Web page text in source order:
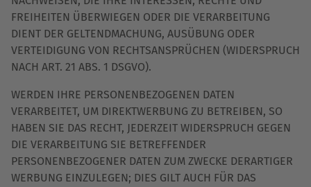
FREIHEITEN ÜBERWIEGEN ODER DIE VERARBEITUNG
DIENT DER GELTENDMACHUNG, AUSÜBUNG ODER
VERTEIDIGUNG VON RECHTSANSPRÜCHEN (WIDERSPRUCH
NACH ART. 21 ABS. 1 DSGVO).
WERDEN IHRE PERSONENBEZOGENEN DATEN
VERARBEITET, UM DIREKTWERBUNG ZU BETREIBEN, SO
HABEN SIE DAS RECHT, JEDERZEIT WIDERSPRUCH GEGEN
DIE VERARBEITUNG SIE BETREFFENDER
PERSONENBEZOGENER DATEN ZUM ZWECKE DERARTIGER
WERBUNG EINZULEGEN; DIES GILT AUCH FÜR DAS